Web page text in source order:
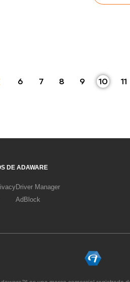
6 7 8 9 10 11
DE ADAWARE
Driver Manager
AdBlock